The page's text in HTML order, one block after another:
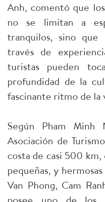
Anh, comentó que
no se limitan a
tranquilos, sino que
través de
turistas pueden
profundidad de la
fascinante ritmo de la
Según Pham Minh
Asociación de
costa de casi 500
pequeñas, y
Van Phong, Cam